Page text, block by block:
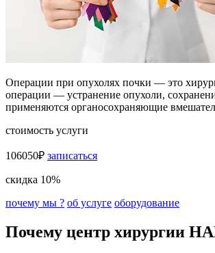
Операции при опухолях почки — это
операции — устранение опухоли,
применяются органосохраняющие
стоимость услуги
106050₽ записаться
скидка 10%
почему мы ? об услуге оборудование
Почему центр хирургии